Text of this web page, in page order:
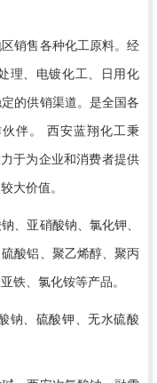
销售各种化工原料。经
理、电镀化工、日用化
的供销渠道。是全国各
伴。
西安蓝翔化工秉
于为企业和消费者提供
大价值。
、亚硝酸钠、氯化钾、
酸铝、聚乙烯醇、聚丙
铁、氯化铵等产品。
钠、硫酸钾、无水硫酸